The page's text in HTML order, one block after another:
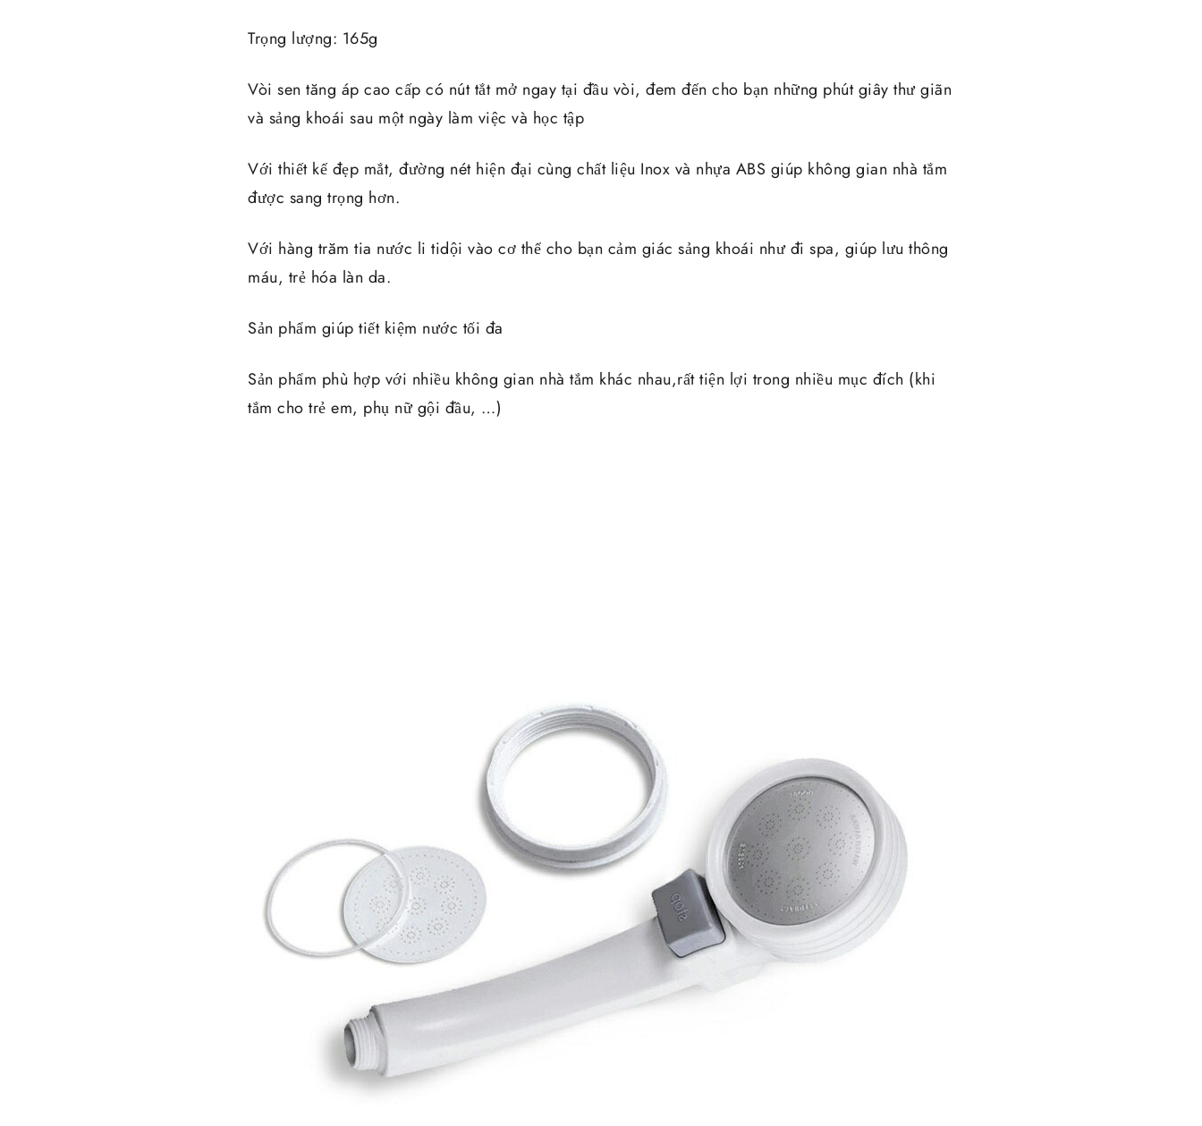
Trọng lượng: 165g
Vòi sen tăng áp cao cấp có nút tắt mở ngay tại đầu vòi, đem đến cho bạn những phút giây thư giãn
và sảng khoái sau một ngày làm việc và học tập
Với thiết kế đẹp mắt, đường nét hiện đại cùng chất liệu Inox và nhựa ABS giúp không gian nhà tắm
được sang trọng hơn.
Với hàng trăm tia nước li tidội vào cơ thể cho bạn cảm giác sảng khoái như đi spa, giúp lưu thông
máu, trẻ hóa làn da.
Sản phẩm giúp tiết kiệm nước tối đa
Sản phẩm phù hợp với nhiều không gian nhà tắm khác nhau,rất tiện lợi trong nhiều mục đích (khi
tắm cho trẻ em, phụ nữ gội đầu, …)